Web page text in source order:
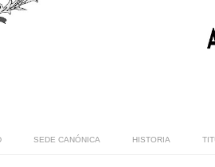
SEDE CANÓNICA HISTORIA